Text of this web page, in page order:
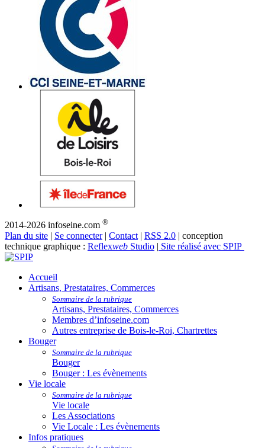
2014-2026 infoseine.com ®
Plan du site | Se connecter| Contact | RSS 2.0 | conception
technique graphique : Reflexweb Studio | Site réalisé avec SPIP
Accueil
Artisans, Prestataires, Commerces
Sommaire de la rubrique
Artisans, Prestataires, Commerces
Membres d’infoseine.com
Autres entreprise de Bois-le-Roi, Chartrettes
Bouger
Sommaire de la rubrique
Bouger
Bouger : Les évènements
Vie locale
Sommaire de la rubrique
Vie locale
Les Associations
Vie Locale : Les évènements
Infos pratiques